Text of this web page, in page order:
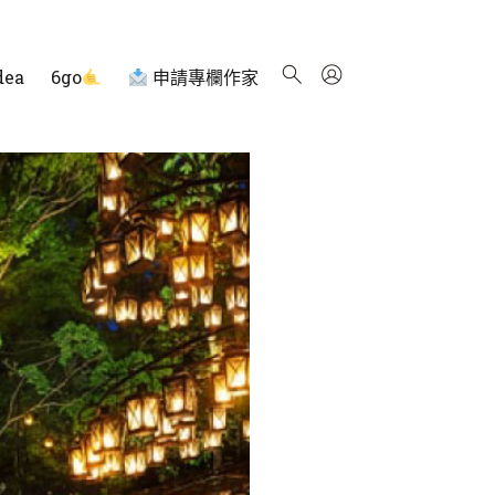
6go 申請專欄作家